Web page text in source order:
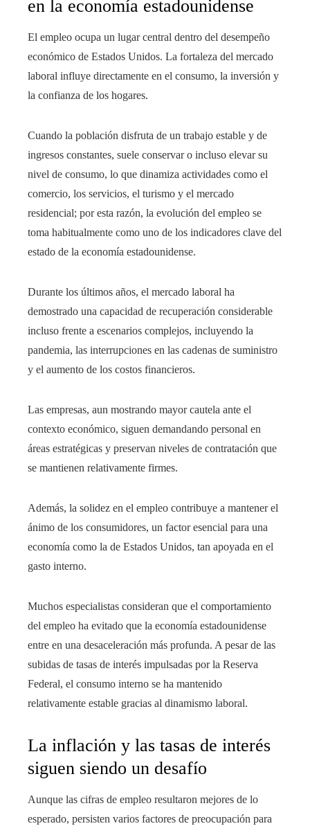
en la economía estadounidense
El empleo ocupa un lugar central dentro del desempeño
económico de Estados Unidos. La fortaleza del mercado
laboral influye directamente en el consumo, la inversión y
la confianza de los hogares.
Cuando la población disfruta de un trabajo estable y de
ingresos constantes, suele conservar o incluso elevar su
nivel de consumo, lo que dinamiza actividades como el
comercio, los servicios, el turismo y el mercado
residencial; por esta razón, la evolución del empleo se
toma habitualmente como uno de los indicadores clave del
estado de la economía estadounidense.
Durante los últimos años, el mercado laboral ha
demostrado una capacidad de recuperación considerable
incluso frente a escenarios complejos, incluyendo la
pandemia, las interrupciones en las cadenas de suministro
y el aumento de los costos financieros.
Las empresas, aun mostrando mayor cautela ante el
contexto económico, siguen demandando personal en
áreas estratégicas y preservan niveles de contratación que
se mantienen relativamente firmes.
Además, la solidez en el empleo contribuye a mantener el
ánimo de los consumidores, un factor esencial para una
economía como la de Estados Unidos, tan apoyada en el
gasto interno.
Muchos especialistas consideran que el comportamiento
del empleo ha evitado que la economía estadounidense
entre en una desaceleración más profunda. A pesar de las
subidas de tasas de interés impulsadas por la Reserva
Federal, el consumo interno se ha mantenido
relativamente estable gracias al dinamismo laboral.
La inflación y las tasas de interés
siguen siendo un desafío
Aunque las cifras de empleo resultaron mejores de lo
esperado, persisten varios factores de preocupación para